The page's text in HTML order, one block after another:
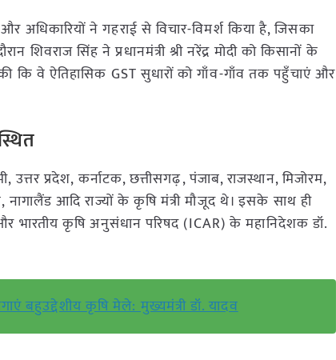
अधिकारियों ने गहराई से विचार-विमर्श किया है, जिसका
सिंह ने प्रधानमंत्री श्री नरेंद्र मोदी को किसानों के
कि वे ऐतिहासिक GST सुधारों को गाँव-गाँव तक पहुँचाएं और
उत्तर प्रदेश, कर्नाटक, छत्तीसगढ़, पंजाब, राजस्थान, मिजोरम,
नागालैंड आदि राज्यों के कृषि मंत्री मौजूद थे। इसके साथ ही
भारतीय कृषि अनुसंधान परिषद (ICAR) के महानिदेशक डॉ.
बहुउद्देशीय कृषि मेले: मुख्यमंत्री डॉ. यादव